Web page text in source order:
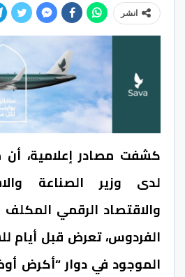
انشر
كشفت مصادر إعلامية، أن
لدى وزير الصناعة
والاقتصاد الرقمي المكلف
الفردوس، تعرض قبل أيام
الموجود في دوار “أكرض